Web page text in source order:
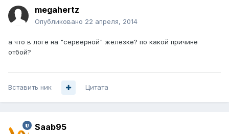
megahertz
Опубликовано 22 апреля, 2014
а что в логе на "серверной" железке? по какой причине
отбой?
Вставить ник Цитата
Saab95